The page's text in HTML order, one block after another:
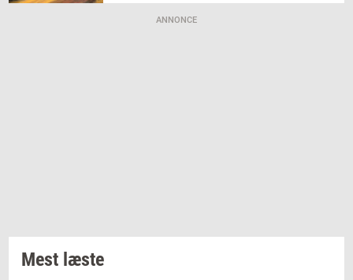
ANNONCE
Mest læste